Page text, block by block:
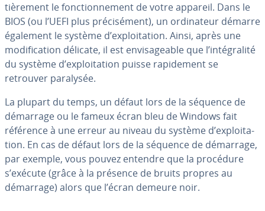
tiè­re­ment le fonc­tion­ne­ment de votre appareil. Dans le
BIOS (ou l’UEFI plus pré­ci­sé­ment), un or­di­na­teur démarre
également le système d’ex­ploi­ta­tion. Ainsi, après une
mo­di­fi­ca­tion délicate, il est en­vi­sa­geable que l’in­té­gra­lité
du système d’ex­ploi­ta­tion puisse ra­pi­de­ment se
retrouver paralysée.
La plupart du temps, un défaut lors de la séquence de
démarrage ou le fameux écran bleu de Windows fait
référence à une erreur au niveau du système d’ex­ploi­ta­
tion. En cas de défaut lors de la séquence de démarrage,
par exemple, vous pouvez entendre que la procédure
s’exécute (grâce à la présence de bruits propres au
démarrage) alors que l’écran demeure noir.